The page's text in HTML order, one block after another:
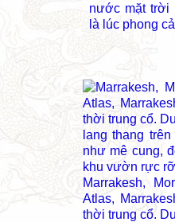
nước mặt trời
là lúc phong
Marrakesh,
Atlas,
thời trung cổ.